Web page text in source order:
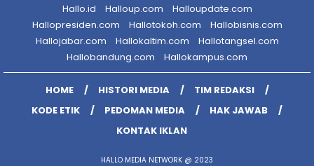
Hallo.id
Halloup.com
Halloupdate.com
Hallopresiden.com
Hallotokoh.com
Hallobisnis.com
Hallojabar.com
Hallokaltim.com
Hallotangsel.com
Hallobandung.com
Hallokampus.com
HOME HISTORI MEDIA
TIM REDAKSI
KODE ETIK
PEDOMAN MEDIA
HAK JAWAB
KONTAK IKLAN
HALLO MEDIA NETWORK @ 2023